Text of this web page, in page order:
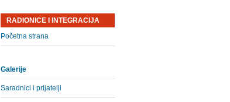
RADIONICE I INTEGRACIJA
Početna strana
Galerije
Saradnici i prijatelji